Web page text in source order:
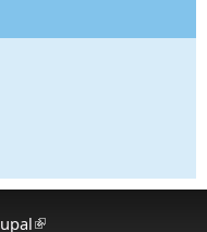
(le lien est externe)